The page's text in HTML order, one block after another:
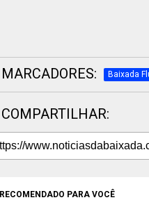
MARCADORES: Baixada
COMPARTILHAR:
RECOMENDADO PARA VOCÊ